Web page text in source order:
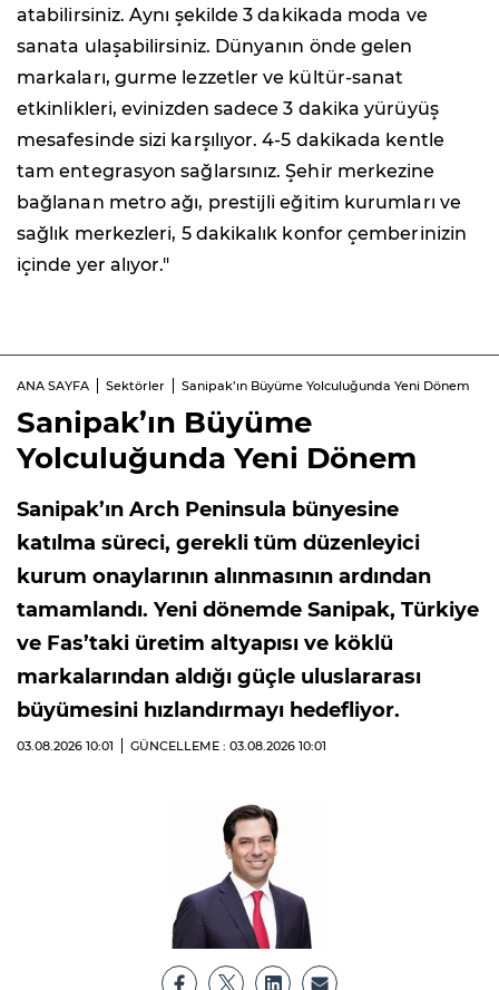
atabilirsiniz. Aynı şekilde 3 dakikada moda ve
sanata ulaşabilirsiniz. Dünyanın önde gelen
markaları, gurme lezzetler ve kültür-sanat
etkinlikleri, evinizden sadece 3 dakika yürüyüş
mesafesinde sizi karşılıyor. 4-5 dakikada kentle
tam entegrasyon sağlarsınız. Şehir merkezine
bağlanan metro ağı, prestijli eğitim kurumları ve
sağlık merkezleri, 5 dakikalık konfor çemberinizin
içinde yer alıyor."
ANA SAYFA Sektörler Sanipak’ın Büyüme Yolculuğunda Yeni Dönem
Sanipak’ın Büyüme
Yolculuğunda Yeni Dönem
Sanipak’ın Arch Peninsula bünyesine
katılma süreci, gerekli tüm düzenleyici
kurum onaylarının alınmasının ardından
tamamlandı. Yeni dönemde Sanipak, Türkiye
ve Fas’taki üretim altyapısı ve köklü
markalarından aldığı güçle uluslararası
büyümesini hızlandırmayı hedefliyor.
03.08.2026 10:01 GÜNCELLEME : 03.08.2026 10:01